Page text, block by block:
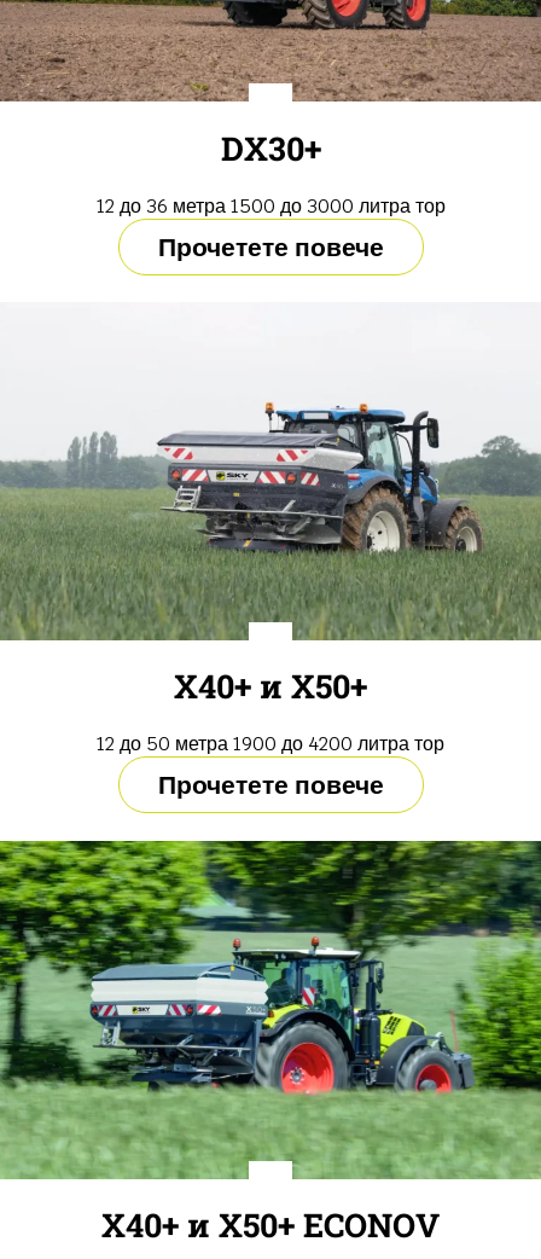
DX30+
12 до 36 метра 1500 до 3000 литра тор
Прочетете повече
X40+ и X50+
12 до 50 метра 1900 до 4200 литра тор
Прочетете повече
X40+ и X50+ ECONOV